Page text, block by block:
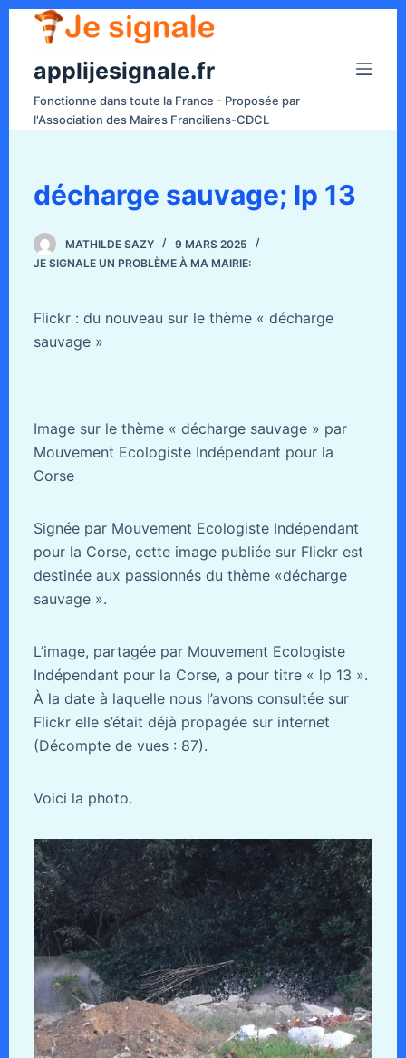
applijesignale.fr
Fonctionne dans toute la France - Proposée par
l'Association des Maires Franciliens-CDCL
décharge sauvage; lp 13
MATHILDE SAZY
9 MARS 2025
JE SIGNALE UN PROBLÈME À MA MAIRIE:
Flickr : du nouveau sur le thème « décharge
sauvage »
Image sur le thème « décharge sauvage » par
Mouvement Ecologiste Indépendant pour la
Corse
Signée par Mouvement Ecologiste Indépendant
pour la Corse, cette image publiée sur Flickr est
destinée aux passionnés du thème «décharge
sauvage ».
L’image, partagée par Mouvement Ecologiste
Indépendant pour la Corse, a pour titre « lp 13 ».
À la date à laquelle nous l’avons consultée sur
Flickr elle s’était déjà propagée sur internet
(Décompte de vues : 87).
Voici la photo.